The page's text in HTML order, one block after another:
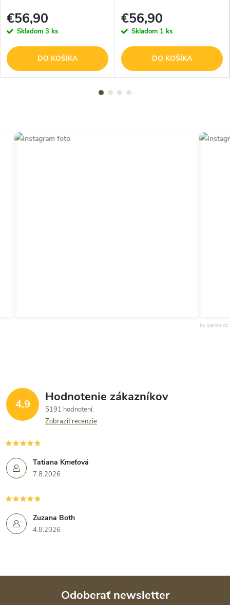
€56,90
Skladom 3 ks
DO KOŠÍKA
€56,90
Skladom 1 ks
DO KOŠÍKA
by qeron.cz
4,9 Hodnotenie zákazníkov
5191 hodnotení
Zobraziť recenzie
Tatiana Kmeťová
7.8.2026
Zuzana Both
4.8.2026
Odoberať newsletter